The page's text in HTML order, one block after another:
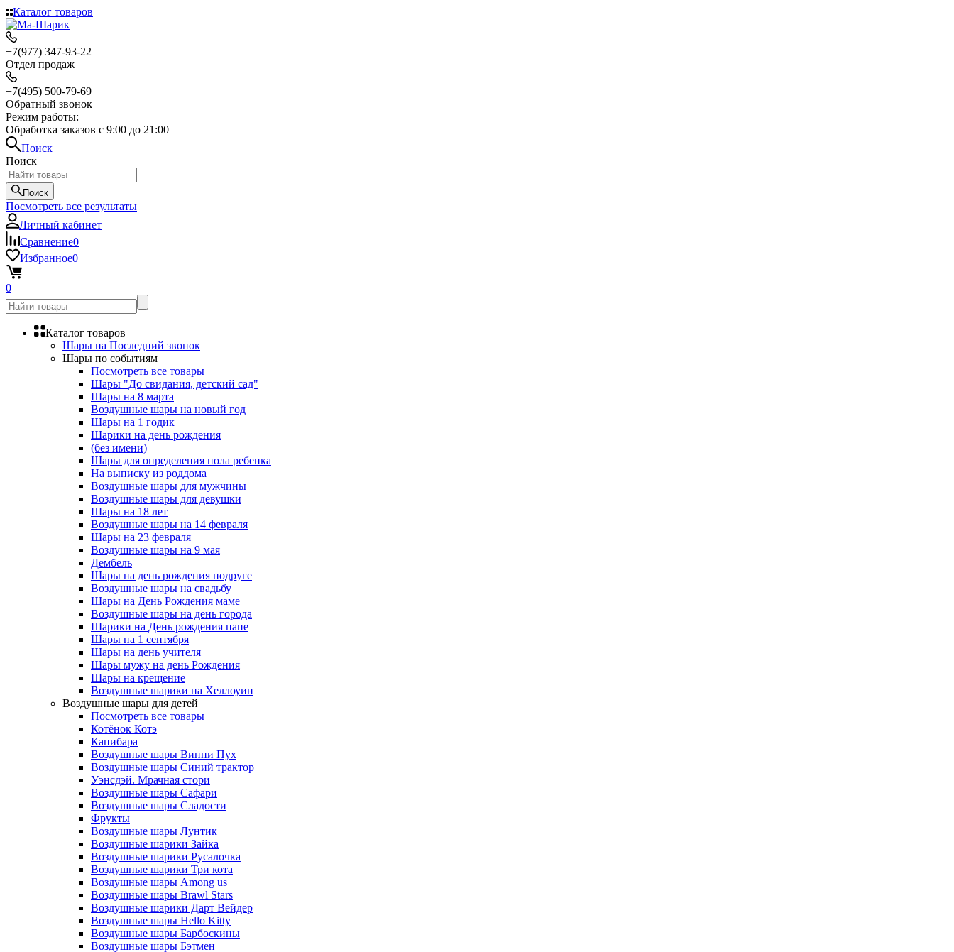
Каталог товаров
+7(977) 347-93-22
Отдел продаж
+7(495) 500-79-69
Обратный звонок
Режим работы:
Обработка заказов с 9:00 до 21:00
Поиск
Поиск
Поиск
Посмотреть все результаты
Личный кабинет
Сравнение0
Избранное0
0
Каталог товаров
Шары на Последний звонок
Шары по событиям
Посмотреть все товары
Шары "До свидания, детский сад"
Шары на 8 марта
Воздушные шары на новый год
Шары на 1 годик
Шарики на день рождения
(без имени)
Шары для определения пола ребенка
На выписку из роддома
Воздушные шары для мужчины
Воздушные шары для девушки
Шары на 18 лет
Воздушные шары на 14 февраля
Шары на 23 февраля
Воздушные шары на 9 мая
Дембель
Шары на день рождения подруге
Воздушные шары на свадьбу
Шары на День Рождения маме
Воздушные шары на день города
Шарики на День рождения папе
Шары на 1 сентября
Шары на день учителя
Шары мужу на день Рождения
Шары на крещение
Воздушные шарики на Хеллоуин
Воздушные шары для детей
Посмотреть все товары
Котёнок Котэ
Капибара
Воздушные шары Винни Пух
Воздушные шары Синий трактор
Уэнсдэй. Мрачная стори
Воздушные шары Сафари
Воздушные шары Сладости
Фрукты
Воздушные шары Лунтик
Воздушные шарики Зайка
Воздушные шарики Русалочка
Воздушные шарики Три кота
Воздушные шары Among us
Воздушные шары Brawl Stars
Воздушные шарики Дарт Вейдер
Воздушные шары Hello Kitty
Воздушные шары Барбоскины
Воздушные шары Бэтмен